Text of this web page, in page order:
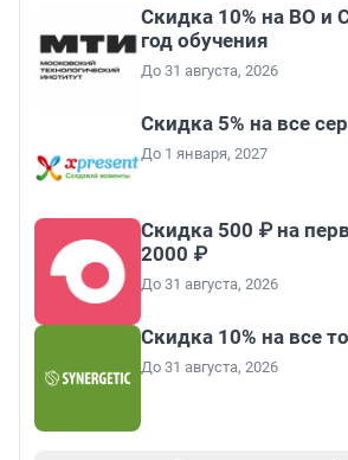
Скидка 10% на ВО и
год обучения
До 31 августа, 2026
Скидка 5% на все
До 1 января, 2027
Скидка 500 ₽ на
2000 ₽
До 31 августа, 2026
Скидка 10% на все
До 31 августа, 2026